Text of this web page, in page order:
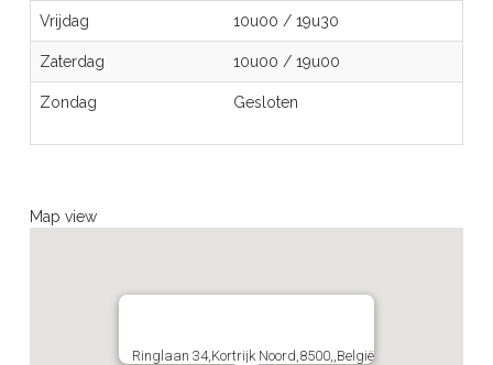
Vrijdag 10u00 /19u30
Zaterdag 10u00 /19u00
Zondag Gesloten
Map view
Ringlaan 34,Kortrijk Noord,8500,,België